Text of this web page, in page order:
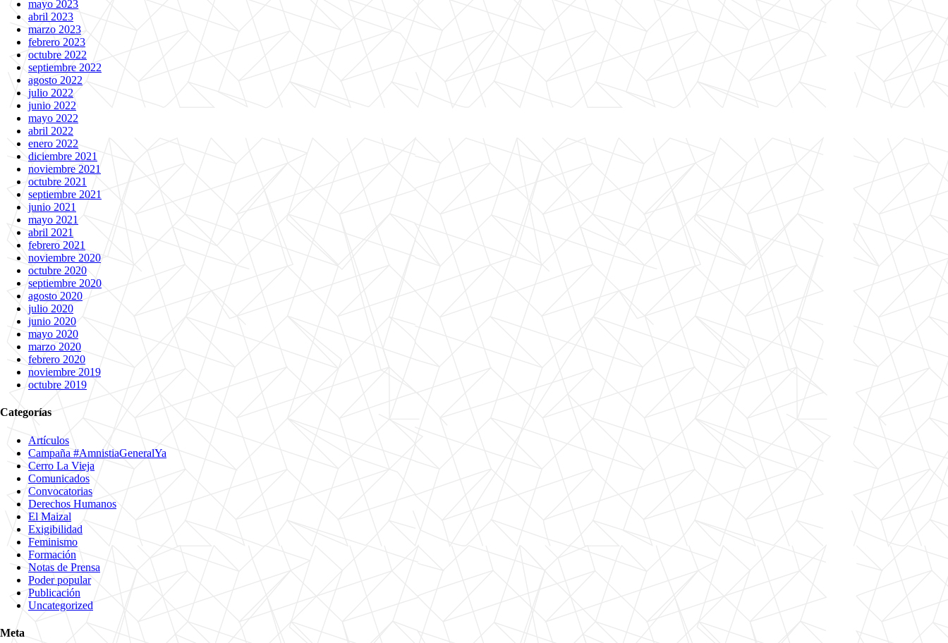
mayo 2023
abril 2023
marzo 2023
febrero 2023
octubre 2022
septiembre 2022
agosto 2022
julio 2022
junio 2022
mayo 2022
abril 2022
enero 2022
diciembre 2021
noviembre 2021
octubre 2021
septiembre 2021
junio 2021
mayo 2021
abril 2021
febrero 2021
noviembre 2020
octubre 2020
septiembre 2020
agosto 2020
julio 2020
junio 2020
mayo 2020
marzo 2020
febrero 2020
noviembre 2019
octubre 2019
Categorías
Artículos
Campaña #AmnistiaGeneralYa
Cerro La Vieja
Comunicados
Convocatorias
Derechos Humanos
El Maizal
Exigibilidad
Feminismo
Formación
Notas de Prensa
Poder popular
Publicación
Uncategorized
Meta